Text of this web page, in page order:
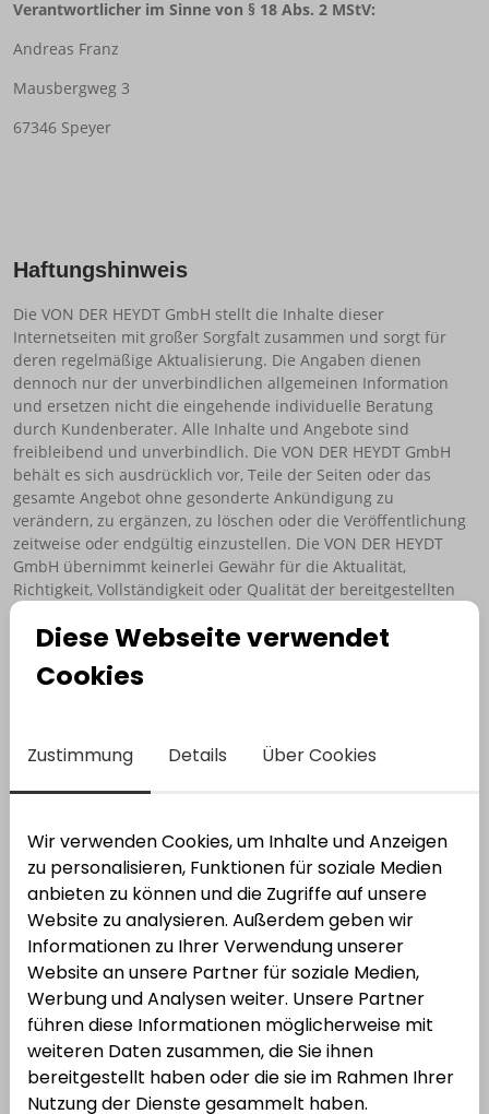
Verantwortlicher im Sinne von § 18 Abs. 2 MStV:
Andreas Franz
Mausbergweg 3
67346 Speyer
Haftungshinweis
Die VON DER HEYDT GmbH stellt die Inhalte dieser
Internetseiten mit großer Sorgfalt zusammen und sorgt für
deren regelmäßige Aktualisierung. Die Angaben dienen
dennoch nur der unverbindlichen allgemeinen Information
und ersetzen nicht die eingehende individuelle Beratung
durch Kundenberater. Alle Inhalte und Angebote sind
freibleibend und unverbindlich. Die VON DER HEYDT GmbH
behält es sich ausdrücklich vor, Teile der Seiten oder das
gesamte Angebot ohne gesonderte Ankündigung zu
verändern, zu ergänzen, zu löschen oder die Veröffentlichung
zeitweise oder endgültig einzustellen. Die VON DER HEYDT
GmbH übernimmt keinerlei Gewähr für die Aktualität,
Richtigkeit, Vollständigkeit oder Qualität der bereitgestellten
Informationen auf diesen Seiten oder den jederzeitigen
störungsfreien Zugang.
Internetseiten Dritter übernimmt die VON DER HEYDT GmbH
Informationsangebot der VON DER HEYDT GmbH. Für die
Angebote Dritter können daher, insbesondere hinsichtlich des
Datenschutzes, abweichende Regelungen gelten. Weiterhin
Serviceleistungen, insbesondere beim Download von durch die
VON DER HEYDT GmbH zur Verfügung gestellten Dateien auf
den Internetseiten der VON DER HEYDT GmbH für leicht
fahrlässige Pflichtverletzungen aus.
Copyright
Alle innerhalb des Internetangebotes präsentierten und ggf.
durch Dritte geschützten Marken- und Warenzeichen, Bilder,
Grafiken, Audio- sowie Videodokumente und Texte unterliegen
uneingeschränkt den Bestimmungen des jeweils gültigen
Kennzeichenrechts und den Besitzrechten der jeweiligen
Diese Webseite verwendet
Cookies
Zustimmung Details Über Cookies
Wir verwenden Cookies, um Inhalte und Anzeigen
zu personalisieren, Funktionen für soziale Medien
anbieten zu können und die Zugriffe auf unsere
Website zu analysieren. Außerdem geben wir
Informationen zu Ihrer Verwendung unserer
Website an unsere Partner für soziale Medien,
Werbung und Analysen weiter. Unsere Partner
führen diese Informationen möglicherweise mit
weiteren Daten zusammen, die Sie ihnen
bereitgestellt haben oder die sie im Rahmen Ihrer
Nutzung der Dienste gesammelt haben.